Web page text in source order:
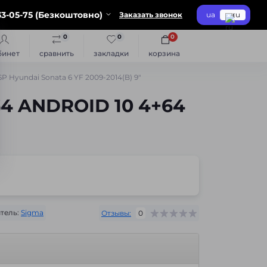
05-75 (Безкоштовно) Заказать звонок ua ru
сравнить
0
закладки
0
корзина
0
Hyundai Sonata 6 YF 2009-2014(B) 9"
ANDROID 10 4+64
Sigma Отзывы: 0